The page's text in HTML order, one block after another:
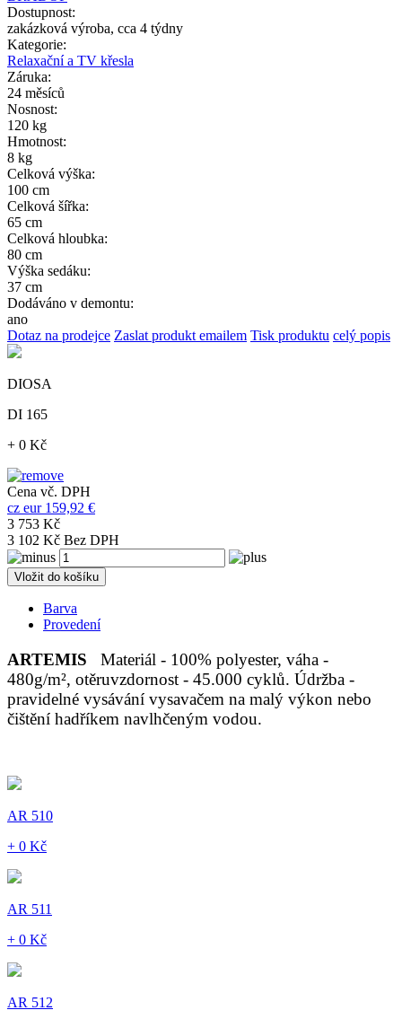
Dostupnost:
zakázková výroba, cca 4 týdny
Kategorie:
Relaxační a TV křesla
Záruka:
24 měsíců
Nosnost:
120 kg
Hmotnost:
8 kg
Celková výška:
100 cm
Celková šířka:
65 cm
Celková hloubka:
80 cm
Výška sedáku:
37 cm
Dodáváno v demontu:
ano
Dotaz na prodejce Zaslat produkt emailem Tisk produktu celý popis
DIOSA
DI 165
+ 0 Kč
Cena vč. DPH
cz eur 159,92 €
3 753 Kč
3 102 Kč Bez DPH
Vložit do košíku
Barva
Provedení
ARTEMIS
Materiál - 100% polyester, váha -
480g/m², otěruvzdornost - 45.000 cyklů. Údržba -
pravidelné vysávání vysavačem na malý výkon nebo
čištění hadříkem navlhčeným vodou.
AR 510
+ 0 Kč
AR 511
+ 0 Kč
AR 512